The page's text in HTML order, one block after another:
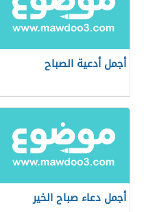
أجمل أدعية الصباح
أجمل دعاء صباح الخير